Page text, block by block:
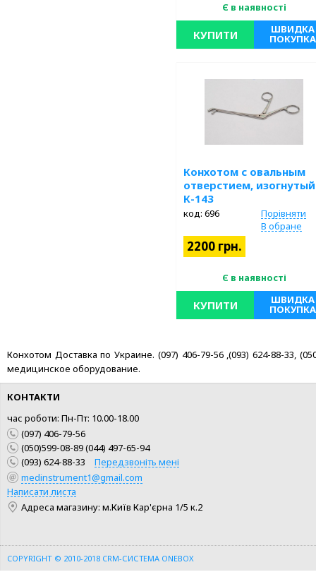
Є в наявності
КУПИТИ ШВИДКА
ПОКУПКА
мм, 7 ½”. Рабочая часть 3х 14 мм.
Конхотом с овальным
отверстием,
К-143
код: 696
Порівняти
В обране
2200 грн.
Є в наявності
КУПИТИ ШВИДКА
ПОКУПКА
Конхотом Доставка по Украине. (097) 406-79-56 ,(093) 624-88-33,
медицинское оборудование.
КОНТАКТИ
час роботи: Пн-Пт: 10.00-18.00
(097) 406-79-56
(050)599-08-89 (044) 497-65-94
(093) 624-88-33
Передзвоніть мені
medinstrument1@gmail.com
Написати листа
Адреса магазину: м.Київ Кар'єрна 1/5 к.2
COPYRIGHT © 2010-2018 CRM-СИСТЕМА ONEBOX